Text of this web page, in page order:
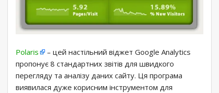
Polaris
– цей настільний віджет Google Analytics
пропонує 8 стандартних звітів для швидкого
перегляду та аналізу даних сайту. Ця програма
виявилася дуже корисним інструментом для